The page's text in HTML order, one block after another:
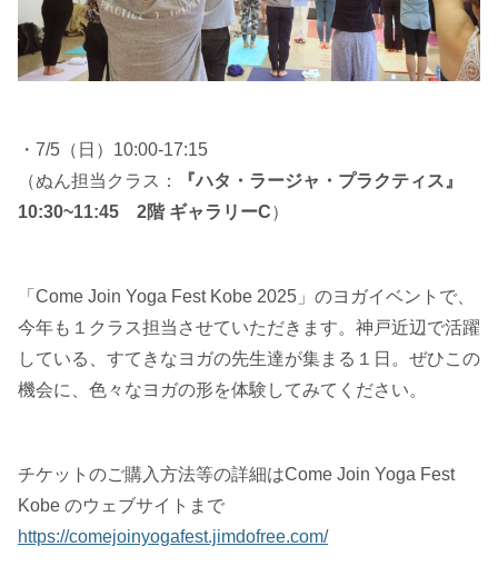
・7/5（日）10:00-17:15
（ぬん担当クラス：
『ハタ・ラージャ・プラクティス』
10:30~11:45 2階 ギャラリーC）
「Come Join Yoga Fest Kobe 2025」のヨガイベントで、
今年も１クラス担当させていただきます。神戸近辺で活躍
している、すてきなヨガの先生達が集まる１日。ぜひこの
機会に、色々なヨガの形を体験してみてください。
チケットのご購入方法等の詳細はCome Join Yoga Fest
Kobe のウェブサイトまで
https://comejoinyogafest.jimdofree.com/